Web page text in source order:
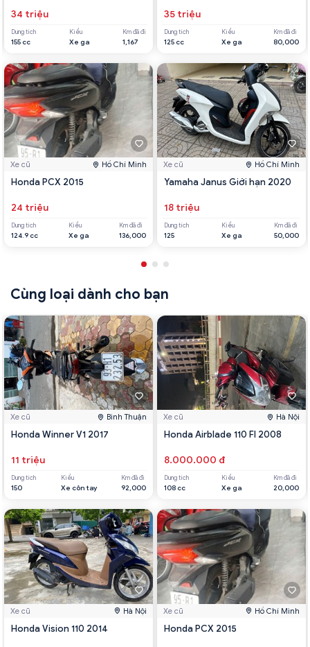
34 triệu
Dung tích
155 cc
Kiểu
Xe ga
Km đã đi
1,167
Xe cũ Hồ Chí Minh
Honda PCX 2015
24 triệu
Dung tích
124.9 cc
Kiểu
Xe ga
Km đã đi
136,000
35 triệu
Dung tích
125 cc
Kiểu
Xe ga
Km đã đi
80,000
Xe cũ Hồ Chí Minh
Yamaha Janus Giới hạn 2020
18 triệu
Dung tích
125
Kiểu
Xe ga
Km đã đi
50,000
Cùng loại dành cho bạn
Xe cũ Bình Thuận
Honda Winner V1 2017
11 triệu
Dung tích
150
Kiểu
Xe côn tay
Km đã đi
92,000
Xe cũ Hà Nội
Honda Vision 110 2014
Xe cũ Hà Nội
Honda Airblade 110 FI 2008
8.000.000 đ
Dung tích
108 cc
Kiểu
Xe ga
Km đã đi
20,000
Xe cũ Hồ Chí Minh
Honda PCX 2015